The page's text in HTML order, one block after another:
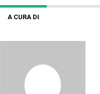
A CURA DI